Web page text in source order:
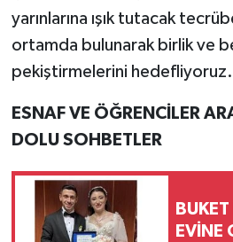
yarınlarına ışık tutacak
ortamda bulunarak birlik ve
pekiştirmelerini
ESNAF VE ÖĞRENCİLER
DOLU SOHBETLER
EVİNE